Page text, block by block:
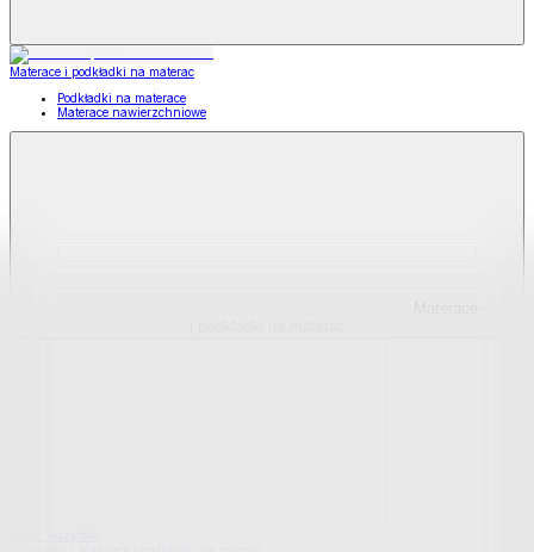
Materace i podkładki na materac
Podkładki na materace
Materace nawierzchniowe